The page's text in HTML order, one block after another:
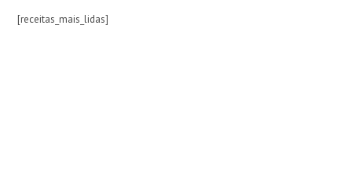
[receitas_mais_lidas]